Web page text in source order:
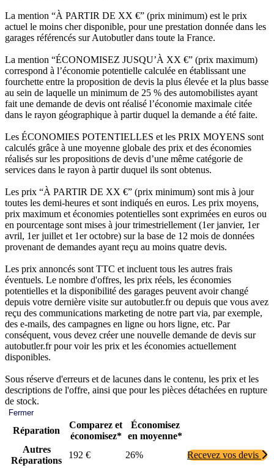
La mention “À PARTIR DE XX €” (prix minimum) est le prix
actuel le moins cher disponible, pour une prestation donnée dans les
garages référencés sur Autobutler dans toute la France.
La mention “ÉCONOMISEZ JUSQU’À XX €” (prix maximum)
correspond à l’économie potentielle calculée en établissant une
fourchette entre la proposition de devis la plus élevée et la plus basse
au sein de laquelle un minimum de 25 % des automobilistes ayant
fait une demande de devis ont réalisé l’économie maximale citée
dans le rayon géographique à partir duquel la demande a été faite.
Les ÉCONOMIES POTENTIELLES et les PRIX MOYENS sont
calculés grâce à une moyenne globale des prix et des économies
réalisés sur les propositions de devis d’une même catégorie de
services dans le rayon à partir duquel ils sont obtenus.
Les prix “À PARTIR DE XX €” (prix minimum) sont mis à jour
toutes les demi-heures et sont indiqués en euros. Les prix moyens,
prix maximum et économies potentielles sont exprimées en euros ou
en pourcentage sont mises à jour trimestriellement (1er janvier, 1er
avril, 1er juillet et 1er octobre) sur la base de 12 mois de données
provenant de demandes ayant reçu au moins quatre devis.
Les prix annoncés sont TTC et incluent tous les autres frais
éventuels. Le nombre d'offres, les prix réels, les économies
potentielles et la disponibilité des garages peuvent avoir changé
depuis votre dernière visite sur autobutler.fr ou depuis que vous avez
reçu des communications marketing de notre part via, par exemple,
des e-mails, des campagnes en ligne ou hors ligne, etc. Par
conséquent, vous devez créer une nouvelle demande de devis sur
autobutler.fr pour voir les prix et les économies actuellement
disponibles.
Sous réserve d'erreurs et de lacunes dans le contenu, les prix et les
descriptions de l'offre, ainsi que pour les pièces détachées en rupture
de stock.
Fermer
Réparation
Comparez et
économisez*
Économisez
en moyenne*
Autres
Réparations
192 € 26%
Recevez vos devis